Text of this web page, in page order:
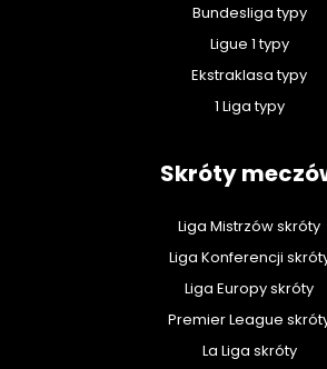
Bundesliga typy
Ligue 1 typy
Ekstraklasa typy
1 Liga typy
Skróty
Liga Mistrzów skróty
Liga Konferencji
Liga Europy skróty
Premier League
La Liga skróty